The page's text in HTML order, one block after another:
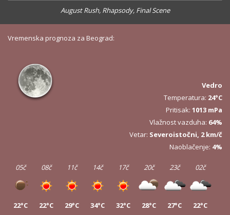
August Rush, Rhapsody, Final Scene
Vremenska prognoza za Beograd:
Vedro
Temperatura: 24°C
Pritisak: 1013 mPa
Vlažnost vazduha: 64%
Vetar: Severoistočni, 2 km/č
Naoblačenje: 4%
05č
22°C
08č
22°C
11č
29°C
14č
34°C
17č
32°C
20č
28°C
23č
27°C
02č
22°C